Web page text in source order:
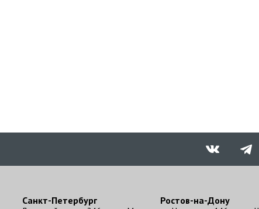
Санкт-Петербург Ростов-на-Дону